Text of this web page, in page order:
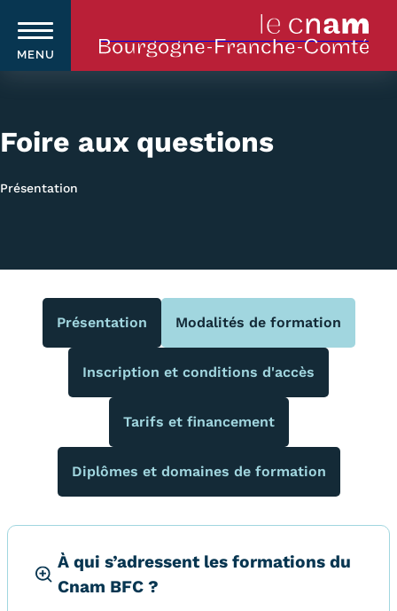
principal
MENU
Nos équipes Cnam BFC
Où sommes-nous ?
Carte lieux et centres Cnam en
BFC
Nos centres administratifs
Quoi de neuf au Cnam BFC?
Actualités
Foire aux questions
Présentation
Présentation Modalités de formation
Inscription et conditions d'accès
Tarifs et financement
Diplômes et domaines de formation
À qui s’adressent les formations du
Cnam BFC ?